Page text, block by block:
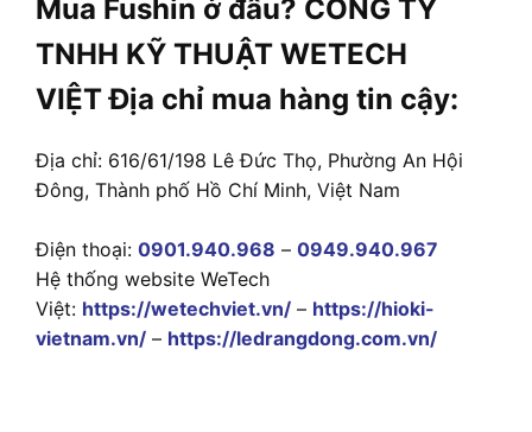
Mua Fushin ở đâu? CÔNG TY
TNHH KỸ THUẬT WETECH
VIỆT Địa chỉ mua hàng tin cậy:
Địa chỉ: 616/61/198 Lê Đức Thọ, Phường An Hội
Đông, Thành phố Hồ Chí Minh, Việt Nam
Điện thoại: 0901.940.968 – 0949.940.967
Hệ thống website WeTech
Việt: https://wetechviet.vn/ – https://hioki-
vietnam.vn/ – https://ledrangdong.com.vn/